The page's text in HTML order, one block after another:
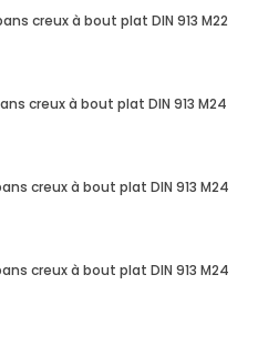
creux à bout plat DIN 913 M22 X
creux à bout plat DIN 913 M24 X
creux à bout plat DIN 913 M24 X
creux à bout plat DIN 913 M24 X